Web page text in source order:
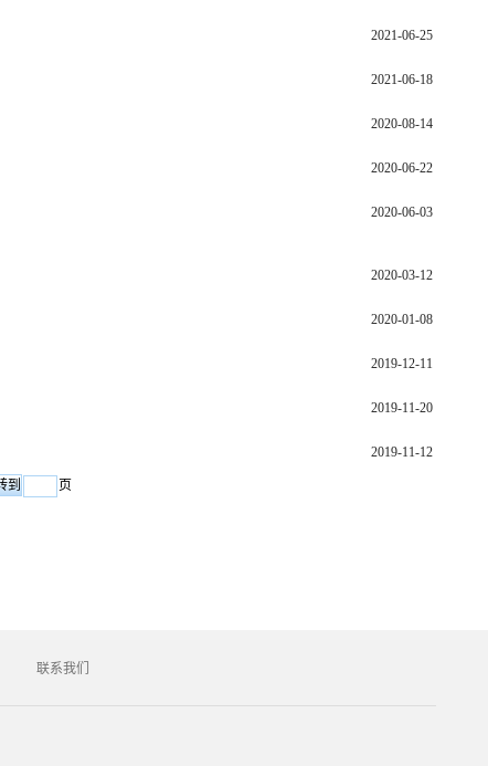
2021-06-25
2021-06-18
2020-08-14
2020-06-22
2020-06-03
2020-03-12
2020-01-08
2019-12-11
2019-11-20
2019-11-12
页
联系我们